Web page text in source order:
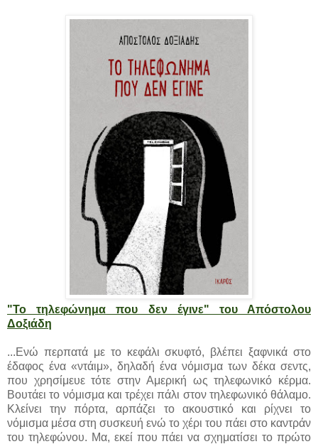
"Το τηλεφώνημα που δεν έγινε" του Απόστολου
Δοξιάδη
...Ενώ περπατά με το κεφάλι σκυφτό, βλέπει ξαφνικά στο
έδαφος ένα «ντάιμ», δηλαδή ένα νόμισμα των δέκα σεντς,
που χρησίμευε τότε στην Αμερική ως τηλεφωνικό κέρμα.
Βουτάει το νόμισμα και τρέχει πάλι στον τηλεφωνικό θάλαμο.
Κλείνει την πόρτα, αρπάζει το ακουστικό και ρίχνει το
νόμισμα μέσα στη συσκευή ενώ το χέρι του πάει στο καντράν
του τηλεφώνου. Μα, εκεί που πάει να σχηματίσει το πρώτο